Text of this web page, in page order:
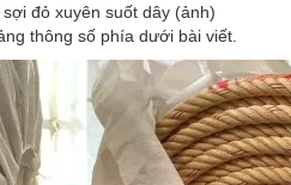
đỏ xuyên suốt dây (ảnh)
thông số phía dưới bài viết.